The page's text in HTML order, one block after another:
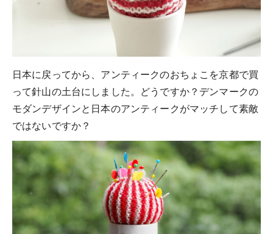
日本に戻ってから、アンティークのおちょこを京都で買
って針山の土台にしました。どうですか？デンマークの
モダンデザインと日本のアンティークがマッチして素敵
ではないですか？